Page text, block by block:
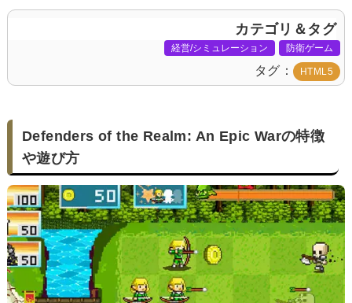
カテゴリ＆タグ
経営/シミュレーション 防衛ゲーム
タグ HTML5
Defenders of the Realm: An Epic Warの特徴
や遊び方